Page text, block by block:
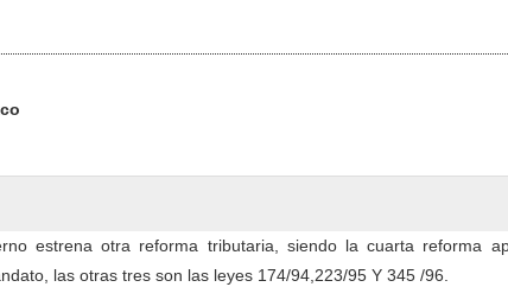
estrena otra reforma tributaria, siendo la cuarta reforma
las otras tres son las leyes 174/94,223/95 Y 345 /96.